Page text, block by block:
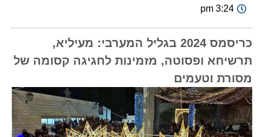
3:24 pm
כריסמס 2024 בגליל המערבי: מעיליא,
תרשיחא ופסוטה, מזמינות לחגיגה קסומה של
מסורת וטעמים